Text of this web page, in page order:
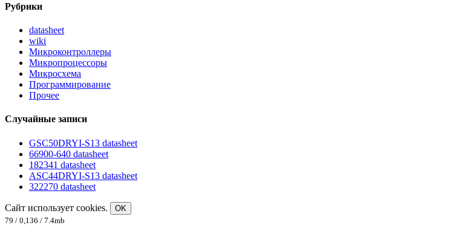
Рубрики
datasheet
wiki
Микроконтроллеры
Микропроцессоры
Микросхема
Программирование
Прочее
Случайные записи
GSC50DRYI-S13 datasheet
66900-640 datasheet
182341 datasheet
ASC44DRYI-S13 datasheet
322270 datasheet
Сайт использует cookies.
OK
79 / 0,136 / 7.4mb